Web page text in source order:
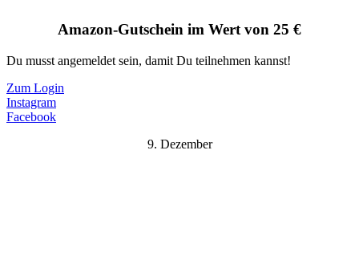
Amazon-Gutschein im Wert von 25 €
Du musst angemeldet sein, damit Du teilnehmen kannst!
Zum Login
Instagram
Facebook
9. Dezember